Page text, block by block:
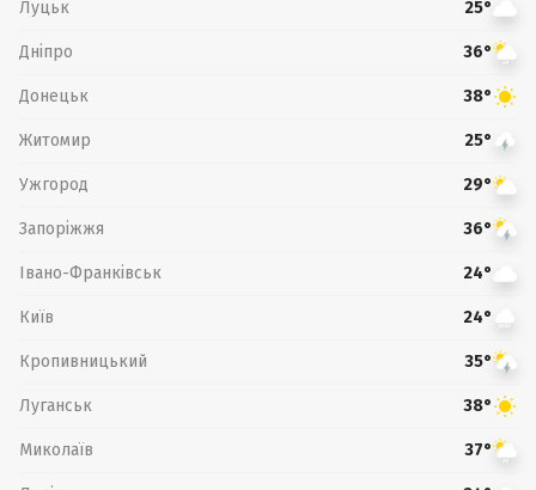
Луцьк 25°
Дніпро 36°
Донецьк 38°
Житомир 25°
Ужгород 29°
Запоріжжя 36°
Івано-Франківськ 24°
Київ 24°
Кропивницький 35°
Луганськ 38°
Миколаїв 37°